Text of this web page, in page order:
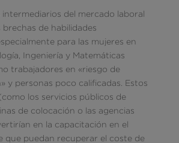
del mercado laboral
de habilidades
para las mujeres en
Ingeniería y Matemáticas
trabajadores en «riesgo de
y personas poco calificadas. Estos
los servicios públicos de
de colocación o las agencias
en la capacitación en el
que puedan recuperar el coste de